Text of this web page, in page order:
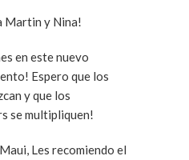
Martin y Nina!
en este nuevo
Espero que los
y que los
se multipliquen!
Les recomiendo el